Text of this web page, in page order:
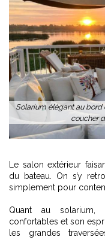
Solarium élégant au bord
coucher
Le salon extérieur
du bateau. On s’y
simplement pour
Quant au solarium,
confortables et son
les grandes